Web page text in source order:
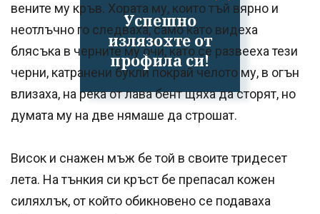
Успешно
излязохте от
профила си!
вените му кръв. Хората му, които тъй вярно и
неотлъчно го следваха, само като видеха
блясъка в черните му очи, като се развееха тези
черни, катранени букли покрай челото му, в огън
влизаха, на река от лава бент щяха да сторят, но
думата му на две нямаше да строшат.
Висок и снажен мъж бе той в своите тридесет
лета. На тънкия си кръст бе препасал кожен
силяхлък, от който обикновено се подаваха